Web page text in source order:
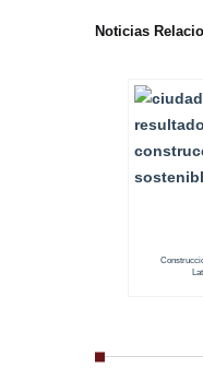
Noticias